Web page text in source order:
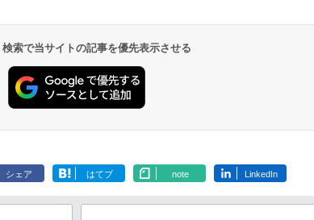
索で当サイトの記事を優先表示させる
シェア はてブ note LinkedIn